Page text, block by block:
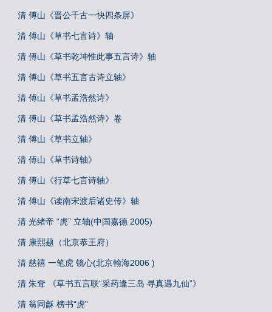
清 傅山《晋公千古一快四条屏》
清 傅山《草书七言诗》轴
清 傅山《草书乾坤惟此事五言诗》轴
清 傅山《草书五言古诗立轴》
清 傅山《草书孟浩然诗》
清 傅山《草书孟浩然诗》卷
清 傅山《草书立轴》
清 傅山《草书诗轴》
清 傅山《行草七言诗轴》
清 傅山《读南宋渡后诸史传》轴
清 光绪帝 “虎” 立轴(中国嘉德 2005)
清 康熙题（北京恭王府）
清 慈禧 一笔虎 镜心(北京翰海2006 )
清 朱耷 《草书五言联“采药逢三岛 寻真遇九仙”》
清 翁同龢 榜书“虎”